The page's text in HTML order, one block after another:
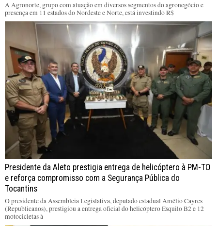
A Agronorte, grupo com atuação em diversos segmentos do agronegócio e
presença em 11 estados do Nordeste e Norte, está investindo R$
Presidente da Aleto prestigia entrega de helicóptero à PM-TO
e reforça compromisso com a Segurança Pública do
Tocantins
O presidente da Assembleia Legislativa, deputado estadual Amélio Cayres
(Republicanos), prestigiou a entrega oficial do helicóptero Esquilo B2 e 12
motocicletas à